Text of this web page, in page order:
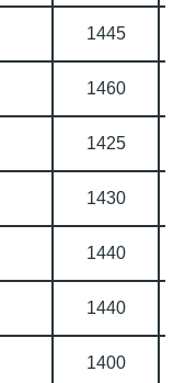
1445
1460
1425
1430
1440
1440
1400